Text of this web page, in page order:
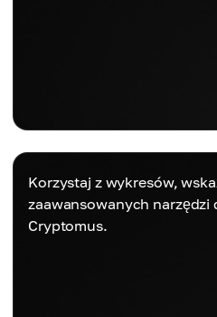
Korzystaj z wykresów,
zaawansowanych narzędzi
Cryptomus.